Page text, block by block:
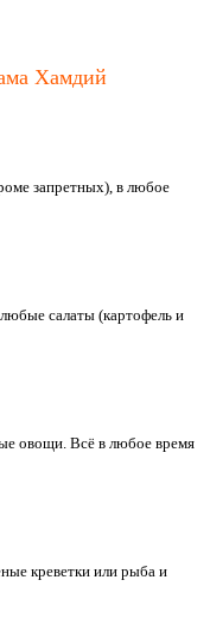
Хамдий
запретных), в любое
салаты (картофель и
овощи. Всё в любое время
креветки или рыба и